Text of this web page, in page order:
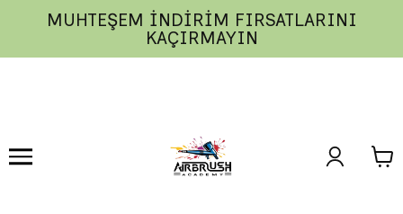
MUHTEŞEM İNDİRİM FIRSATLARINI
KAÇIRMAYIN
1 2 3